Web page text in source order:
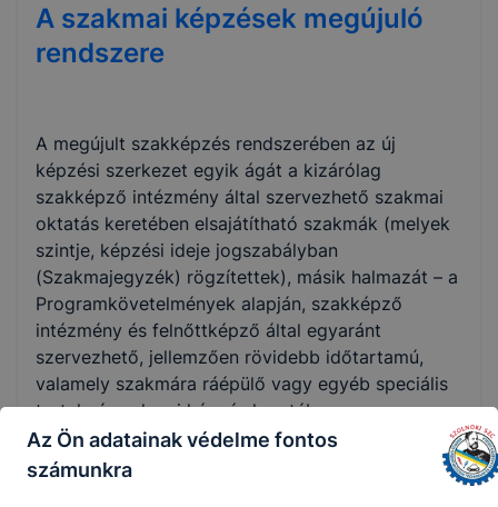
A szakmai képzések megújuló
rendszere
A megújult szakképzés rendszerében az új
képzési szerkezet egyik ágát a kizárólag
szakképző intézmény által szervezhető szakmai
oktatás keretében elsajátítható szakmák (melyek
szintje, képzési ideje jogszabályban
(Szakmajegyzék) rögzítettek), másik halmazát – a
Programkövetelmények alapján, szakképző
intézmény és felnőttképző által egyaránt
szervezhető, jellemzően rövidebb időtartamú,
valamely szakmára ráépülő vagy egyéb speciális
tartalmú szakmai képzés keretében
megszerezhető – szakképesítések alkotják.
A szakmai képzés befejezése után a képzésben
Az Ön adatainak védelme fontos
számunkra